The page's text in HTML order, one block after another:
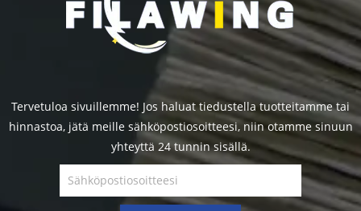
Tervetuloa sivuillemme! Jos haluat tiedustella tuotteitamme tai
hinnastoa, jätä meille sähköpostiosoitteesi, niin otamme sinuun
yhteyttä 24 tunnin sisällä.